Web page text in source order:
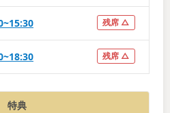
残席 △
残席 △
特典